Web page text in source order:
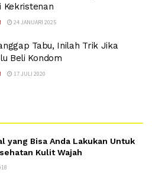
Kekristenan
24 JANUARI 2025
Tabu, Inilah Trik Jika
Beli Kondom
17 JULI 2020
yang Bisa Anda Lakukan Untuk
Kulit Wajah